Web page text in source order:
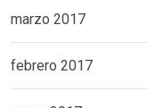
marzo 2017
febrero 2017